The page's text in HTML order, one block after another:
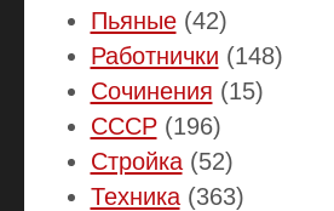
Пьяные(42)
Работнички (148)
Сочинения (15)
СССР(196)
Стройка(52)
Техника(363)